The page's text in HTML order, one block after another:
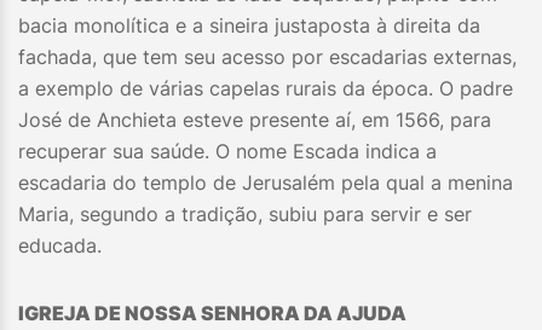
bacia monolítica e a sineira justaposta à direita da
fachada, que tem seu acesso por escadarias externas,
a exemplo de várias capelas rurais da época. O padre
José de Anchieta esteve presente aí, em 1566, para
recuperar sua saúde. O nome Escada indica a
escadaria do templo de Jerusalém pela qual a menina
Maria, segundo a tradição, subiu para servir e ser
educada.
IGREJA DE NOSSA SENHORA DA AJUDA